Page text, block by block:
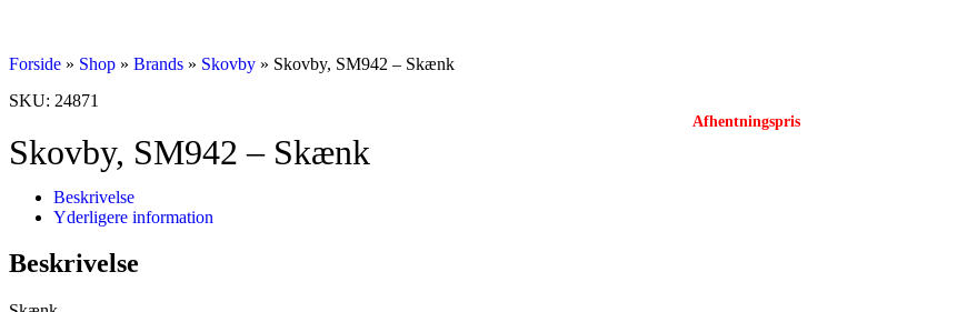
Forside » Shop » Brands » Skovby » Skovby, SM942 – Skænk
SKU: 24871
Afhentningspris
Skovby, SM942 – Skænk
Beskrivelse
Yderligere information
Beskrivelse